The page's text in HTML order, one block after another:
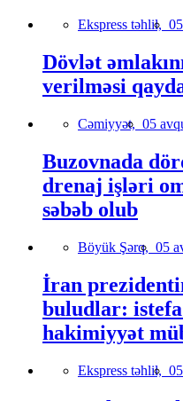
Ekspress təhlil,
Dövlət
verilməsi
Cəmiyyət, 05
Buzovnada
drenaj işləri
səbəb olub
Böyük Şərq, 05
İran
buludlar:
hakimiyyət
Ekspress təhlil,